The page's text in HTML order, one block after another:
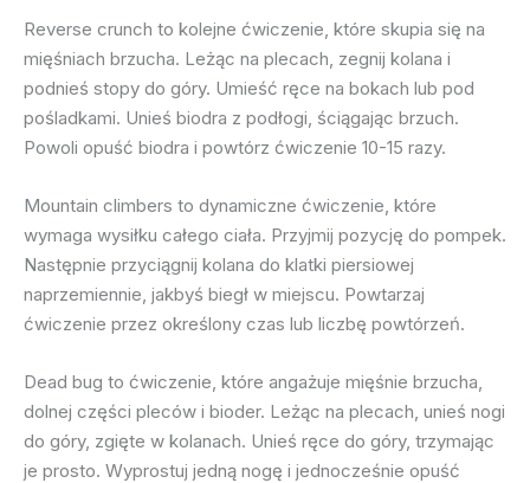
Reverse crunch to kolejne ćwiczenie, które skupia się na
mięśniach brzucha. Leżąc na plecach, zegnij kolana i
podnieś stopy do góry. Umieść ręce na bokach lub pod
pośladkami. Unieś biodra z podłogi, ściągając brzuch.
Powoli opuść biodra i powtórz ćwiczenie 10-15 razy.
Mountain climbers to dynamiczne ćwiczenie, które
wymaga wysiłku całego ciała. Przyjmij pozycję do pompek.
Następnie przyciągnij kolana do klatki piersiowej
naprzemiennie, jakbyś biegł w miejscu. Powtarzaj
ćwiczenie przez określony czas lub liczbę powtórzeń.
Dead bug to ćwiczenie, które angażuje mięśnie brzucha,
dolnej części pleców i bioder. Leżąc na plecach, unieś nogi
do góry, zgięte w kolanach. Unieś ręce do góry, trzymając
je prosto. Wyprostuj jedną nogę i jednocześnie opuść